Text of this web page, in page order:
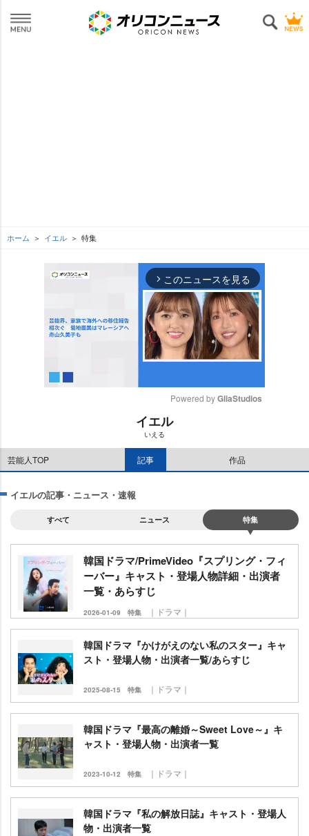
ホーム イエル 特集
arrow_forward_ios このニュースを見る
Powered by GliaStudios
イエル
いえる
芸能人TOP 記事 作品
イエルの記事・ニュース・速報
すべて ニュース 特集
韓国ドラマ/PrimeVideo『スプリング・フィ
ーバー』キャスト・登場人物詳細・出演者
一覧・あらすじ
2026-01-09 特集 ｜ドラマ｜
韓国ドラマ『かけがえのない私のスター』キャ
スト・登場人物・出演者一覧/あらすじ
2025-08-15 特集 ｜ドラマ｜
韓国ドラマ『最高の離婚～Sweet Love～』キ
ャスト・登場人物・出演者一覧
2023-10-12 特集 ｜ドラマ｜
韓国ドラマ『私の解放日誌』キャスト・登場人
物・出演者一覧